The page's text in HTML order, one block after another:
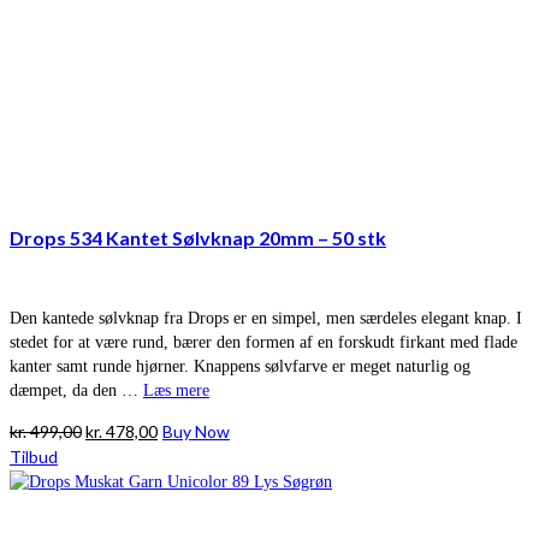
Drops 534 Kantet Sølvknap 20mm – 50 stk
Den kantede sølvknap fra Drops er en simpel, men særdeles elegant knap. I
stedet for at være rund, bærer den formen af en forskudt firkant med flade
kanter samt runde hjørner. Knappens sølvfarve er meget naturlig og
dæmpet, da den … Læs mere
kr.499,00Den
pris
kr.478,00Den
pris
Buy Now
Tilbud